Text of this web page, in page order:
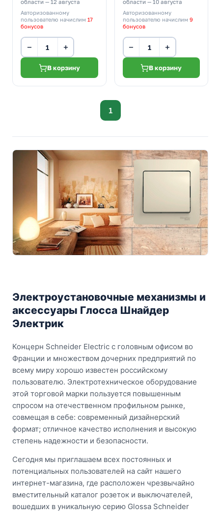
области — 12 августа
Авторизованному
пользователю начислим 17
бонусов
− +
В корзину
области — 10 августа
Авторизованному
пользователю начислим 9
бонусов
− +
В корзину
1
Электроустановочные механизмы и
аксессуары Глосса Шнайдер
Электрик
Концерн Schneider Electric с головным офисом во
Франции и множеством дочерних предприятий по
всему миру хорошо известен российскому
пользователю. Электротехническое оборудование
этой торговой марки пользуется повышенным
спросом на отечественном профильном рынке,
совмещая в себе: современный дизайнерский
формат; отличное качество исполнения и высокую
степень надежности и безопасности.
Сегодня мы приглашаем всех постоянных и
потенциальных пользователей на сайт нашего
интернет-магазина, где расположен чрезвычайно
вместительный каталог розеток и выключателей,
вошедших в уникальную серию Glossa Schneider